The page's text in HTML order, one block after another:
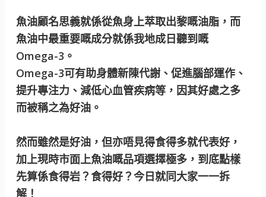
魚油顧名思義就係從魚身上萃取出黎嘅油脂，而
魚油中最重要嘅成分就係我地成日聽到嘅
Omega-3。
Omega-3可有助身體新陳代謝、促進腦部運作、
提升專注力、減低心血管疾病等，因其好處之多
而被稱之為好油。
然而雖然是好油，但亦唔見得食得多就代表好，
加上現時市面上魚油嘅品項選擇極多，到底點樣
先算係食得岩？食得好？今日就同大家一一拆
解！